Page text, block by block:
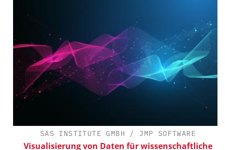
SAS INSTITUTE GMBH / JMP SOFTWARE
Visualisierung von Daten für wissenschaftliche